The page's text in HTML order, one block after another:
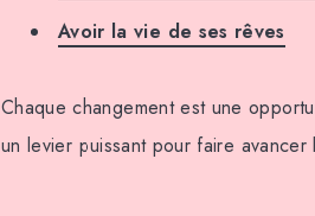
Avoir la vie de ses rêves
Chaque changement est une
un levier puissant pour faire